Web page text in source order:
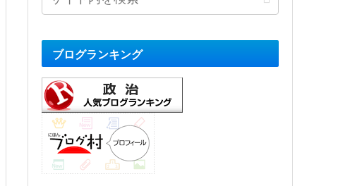
ブログランキング